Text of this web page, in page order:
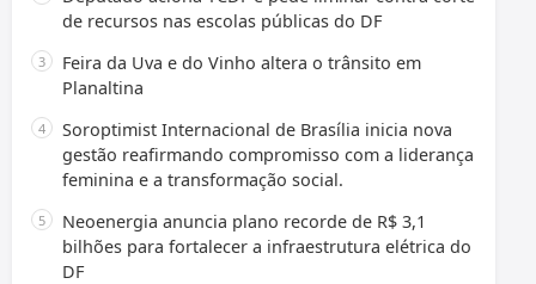
de recursos nas escolas públicas do DF
Feira da Uva e do Vinho altera o trânsito em
Planaltina
Soroptimist Internacional de Brasília inicia nova
gestão reafirmando compromisso com a liderança
feminina e a transformação social.
Neoenergia anuncia plano recorde de R$ 3,1
bilhões para fortalecer a infraestrutura elétrica do
DF